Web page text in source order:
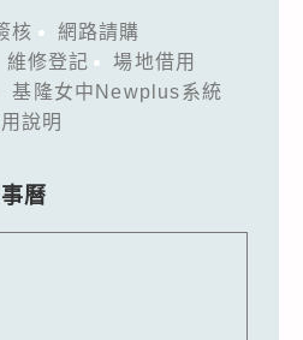
核
網路請購
維修登記
場地借用
基隆女中Newplus系統
說明
曆